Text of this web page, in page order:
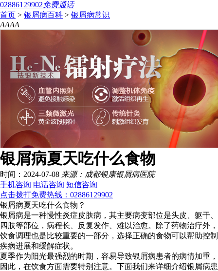
02886129902免费通话
首页 > 银屑病百科 > 银屑病常识
AAAA
银屑病夏天吃什么食物
时间：2024-07-08 来源：成都银康银屑病医院
手机咨询 电话咨询 短信咨询
点击拨打免费热线：02886129902
银屑病夏天吃什么食物？
银屑病是一种慢性炎症皮肤病，其主要病变部位是头皮、躯干、
四肢等部位，病程长、反复发作、难以治愈。除了药物治疗外，
饮食调理也是比较重要的一部分，选择正确的食物可以帮助控制
疾病进展和缓解症状。
夏季作为阳光最强烈的时期，容易导致银屑病患者的病情加重，
因此，在饮食方面需要特别注意。下面我们来详细介绍银屑病患